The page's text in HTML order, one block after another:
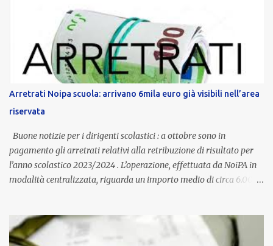
dedicato alle donne vittime di violenza di genere, in linea con la
normativa nazionale e con l’obiettivo di offrire maggiore tutela e
supporto in situazioni delicate. L’indennità provinciale per i docenti
è un unicum in Italia: si tratta di una misura esclusiva della
Provincia autonoma di Bolzano, che integra in maniera stabile lo
stipendio nazionale grazie alle prerogative garantite
dall’autonomia locale. Non è un bonus temporaneo né un
compenso accessorio, ma una voce strutturale di retribuzione,
aggiornata periodicamente in base al cost...
Arretrati Noipa scuola: arrivano 6mila euro già visibili nell’area
riservata
Buone notizie per i dirigenti scolastici : a ottobre sono in
pagamento gli arretrati relativi alla retribuzione di risultato per
l’anno scolastico 2023/2024 . L’operazione, effettuata da NoiPA in
modalità centralizzata, riguarda un importo medio di circa 6.000
ordinaria di ottobre . Cos’è la retribuzione di risultato La
retribuzione di risultato rappresenta la parte variabile dello